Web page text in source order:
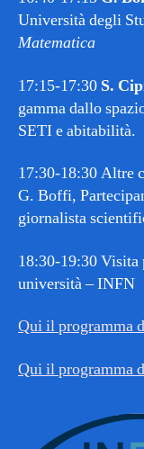
Università degli
Matematica
17:15-17:30 S.
gamma dallo
SETI e abitabilità.
17:30-18:30 Altre
G. Boffi,
giornalista
18:30-19:30 Visita
università – INFN
Qui il programma
Qui il programma